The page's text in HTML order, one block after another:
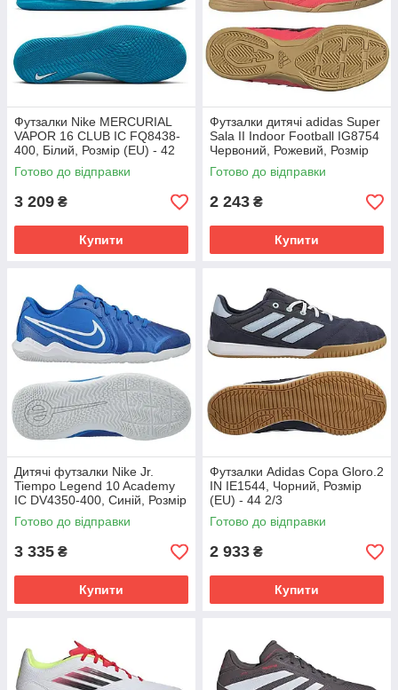
Футзалки Nike MERCURIAL
VAPOR 16 CLUB IC FQ8438-
400, Білий, Розмір (EU) - 42
Готово до відправки
3 209 ₴
Купити
Футзалки дитячі adidas Super
Sala II Indoor Football IG8754
Червоний, Рожевий, Розмір
(EU) - 35
Готово до відправки
2 243 ₴
Купити
Дитячі футзалки Nike Jr.
Tiempo Legend 10 Academy
IC DV4350-400, Синій, Розмір
(EU) - 32
Готово до відправки
3 335 ₴
Купити
Футзалки Аdidas Copa Gloro.2
IN IE1544, Чорний, Розмір
(EU) - 44 2/3
Готово до відправки
2 933 ₴
Купити